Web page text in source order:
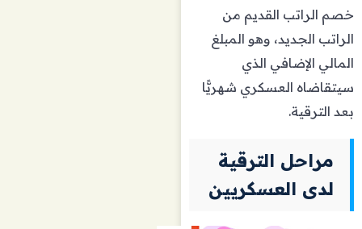
خصم الراتب القديم من
الراتب الجديد، وهو المبلغ
المالي الإضافي الذي
سيتقاضاه العسكري شهريًّا
بعد الترقية.
مراحل الترقية
لدى العسكريين